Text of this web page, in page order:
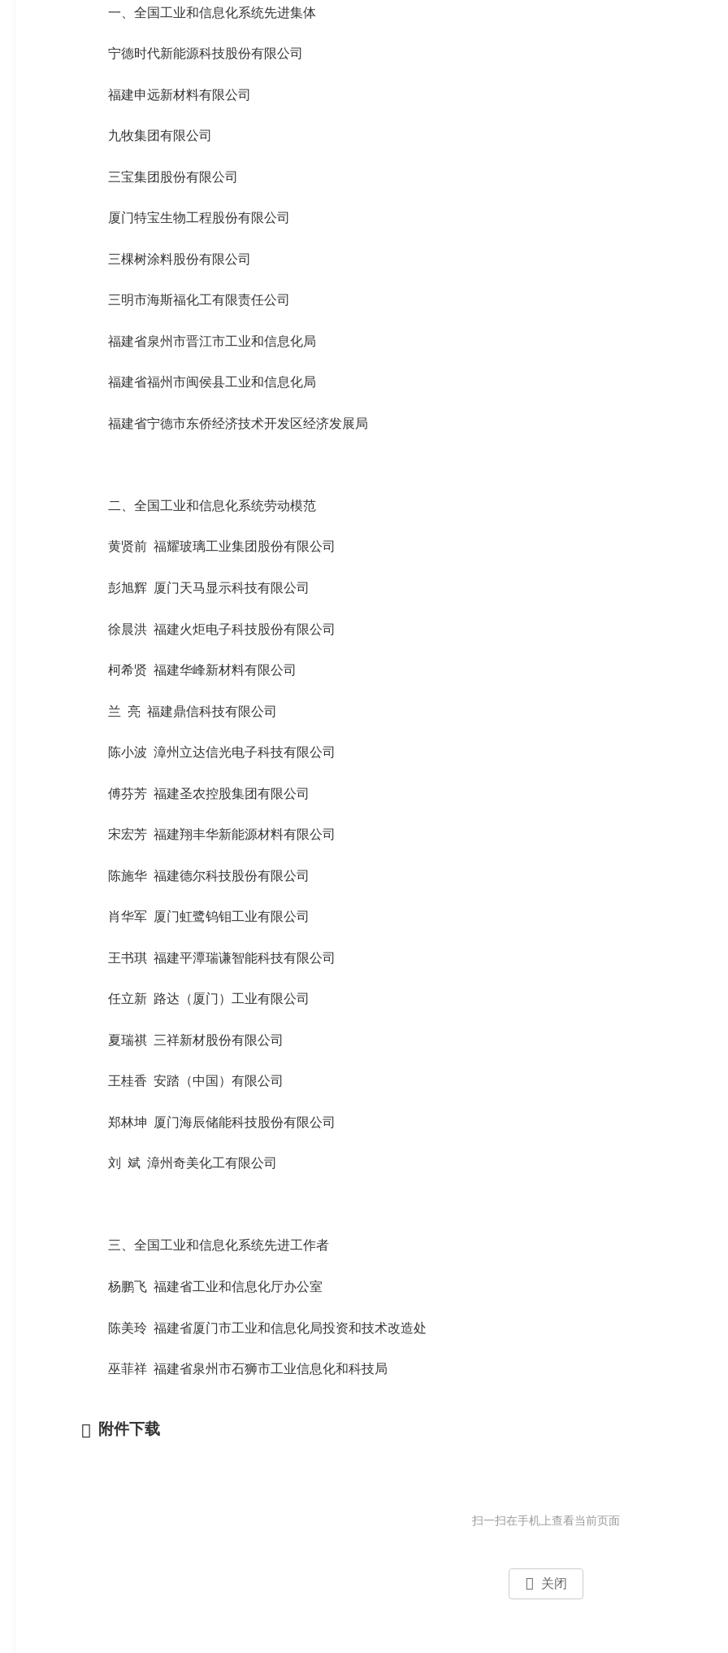
一、全国工业和信息化系统先进集体
宁德时代新能源科技股份有限公司
福建申远新材料有限公司
九牧集团有限公司
三宝集团股份有限公司
厦门特宝生物工程股份有限公司
三棵树涂料股份有限公司
三明市海斯福化工有限责任公司
福建省泉州市晋江市工业和信息化局
福建省福州市闽侯县工业和信息化局
福建省宁德市东侨经济技术开发区经济发展局
二、全国工业和信息化系统劳动模范
黄贤前 福耀玻璃工业集团股份有限公司
彭旭辉 厦门天马显示科技有限公司
徐晨洪 福建火炬电子科技股份有限公司
柯希贤 福建华峰新材料有限公司
兰 亮 福建鼎信科技有限公司
陈小波 漳州 立达信光电子科技有限公司
傅芬芳 福建圣农控股集团有限公司
宋宏芳 福建翔丰华新能源材料有限公司
陈施华 福建德尔科技股份有限公司
肖华军 厦门虹鹭钨钼工业有限公司
王书琪 福建平潭瑞谦智能科技有限公司
任立新 路达 （厦门）工业有限公司
夏瑞祺 三祥新材股份有限公司
王桂香 安踏（中国）有限公司
郑林坤 厦门海辰储能科技股份有限公司
刘 斌 漳州奇美化工有限公司
三、全国工业和信息化系统先进工作者
杨鹏飞 福建省工业和信息化厅办公室
陈美玲 福建省厦门市工业和信息化局投资和技术改造处
巫菲祥 福建省泉州市石狮市工业信息化和科技局
附件下载
扫一扫在手机上查看当前页面
关闭